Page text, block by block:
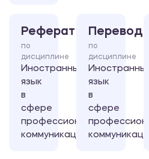
Реферат
по
дисциплине
Иностранный
язык
в
сфере
профессиональной
коммуникации
Перевод
по
дисциплине
Иностранный
язык
в
сфере